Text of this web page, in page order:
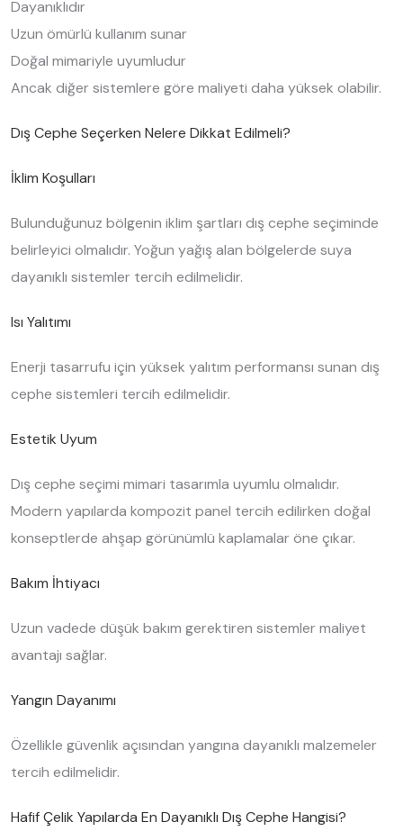
Dayanıklıdır
Uzun ömürlü kullanım sunar
Doğal mimariyle uyumludur
Ancak diğer sistemlere göre maliyeti daha yüksek olabilir.
Dış Cephe Seçerken Nelere Dikkat Edilmeli?
İklim Koşulları
Bulunduğunuz bölgenin iklim şartları dış cephe seçiminde
belirleyici olmalıdır. Yoğun yağış alan bölgelerde suya
dayanıklı sistemler tercih edilmelidir.
Isı Yalıtımı
Enerji tasarrufu için yüksek yalıtım performansı sunan dış
cephe sistemleri tercih edilmelidir.
Estetik Uyum
Dış cephe seçimi mimari tasarımla uyumlu olmalıdır.
Modern yapılarda kompozit panel tercih edilirken doğal
konseptlerde ahşap görünümlü kaplamalar öne çıkar.
Bakım İhtiyacı
Uzun vadede düşük bakım gerektiren sistemler maliyet
avantajı sağlar.
Yangın Dayanımı
Özellikle güvenlik açısından yangına dayanıklı malzemeler
tercih edilmelidir.
Hafif Çelik Yapılarda En Dayanıklı Dış Cephe Hangisi?